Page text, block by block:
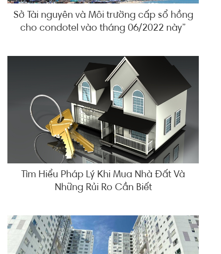
Sở Tài nguyên và Môi trường cấp sổ hồng
cho condotel vào tháng 06/2022 này”
Tìm Hiểu Pháp Lý Khi Mua Nhà Đất Và
Những Rủi Ro Cần Biết